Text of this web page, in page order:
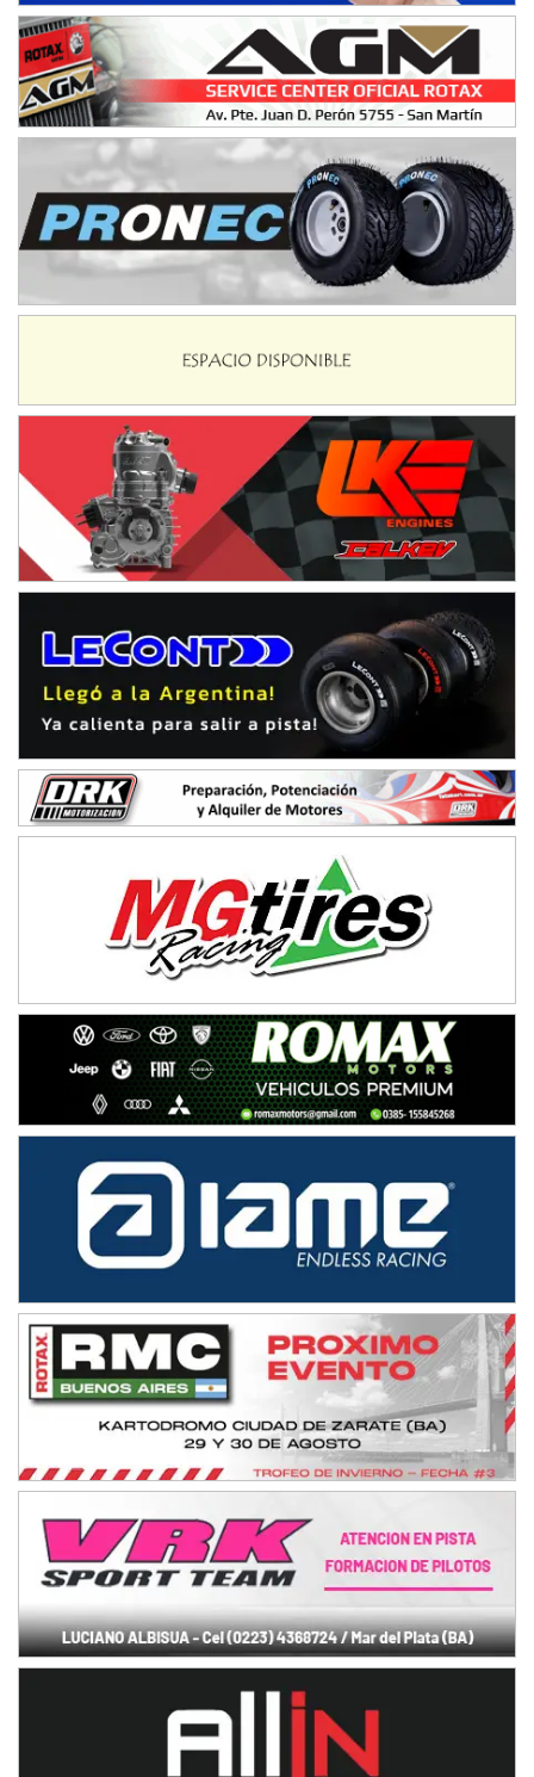
Ciudad de Avellaneda (Asfalto)
Avellaneda (Santa Fe)
SUR SANTAFESINO - F4
José Samuel Sánchez (Tierra)
Rufino (Santa Fe)
TUCUMANO - F5
Juan Navarro (Asfalto)
El Timbó (Tucumán)